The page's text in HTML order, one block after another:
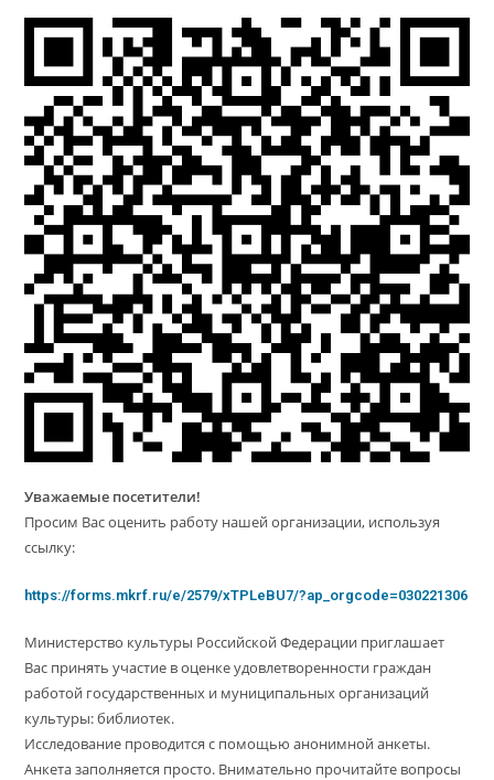
Уважаемые посетители!
Просим Вас оценить работу нашей организации, используя
ссылку:
https://forms.mkrf.ru/e/2579/xTPLeBU7/?ap_orgcode=030221306
Министерство культуры Российской Федерации приглашает
Вас принять участие в оценке удовлетворенности граждан
работой государственных и муниципальных организаций
культуры: библиотек.
Исследование проводится с помощью анонимной анкеты.
Анкета заполняется просто. Внимательно прочитайте вопросы